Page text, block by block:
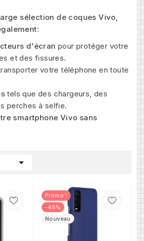
sélection de coques Vivo,
d'écran pour protéger votre
et des fissures.
votre téléphone en toute
tels que des chargeurs, des
perches à selfie.
smartphone Vivo sans

Promo !
-45%
Nouveau